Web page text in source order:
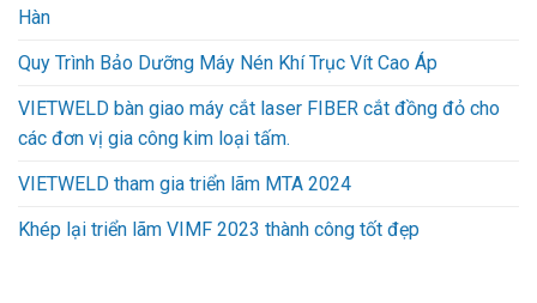
Hàn
Quy Trình Bảo Dưỡng Máy Nén Khí Trục Vít Cao Áp
VIETWELD bàn giao máy cắt laser FIBER cắt đồng đỏ cho
các đơn vị gia công kim loại tấm.
VIETWELD tham gia triển lãm MTA 2024
Khép lại triển lãm VIMF 2023 thành công tốt đẹp